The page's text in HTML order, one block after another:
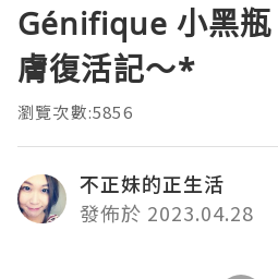
Génifique 小黑
膚復活記～*
瀏覽次數:5856
不正妹的正生活
發佈於 2023.04.28